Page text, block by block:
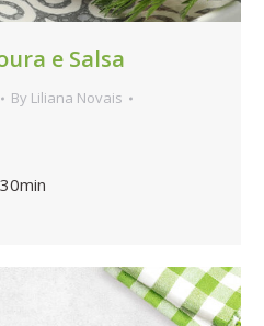
e Salsa
By Liliana Novais
30min